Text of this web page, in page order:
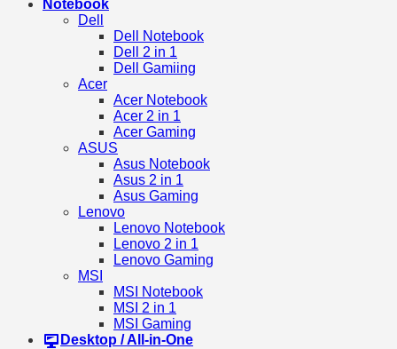
Notebook
Dell
Dell Notebook
Dell 2 in 1
Dell Gamiing
Acer
Acer Notebook
Acer 2 in 1
Acer Gaming
ASUS
Asus Notebook
Asus 2 in 1
Asus Gaming
Lenovo
Lenovo Notebook
Lenovo 2 in 1
Lenovo Gaming
MSI
MSI Notebook
MSI 2 in 1
MSI Gaming
Desktop / All-in-One